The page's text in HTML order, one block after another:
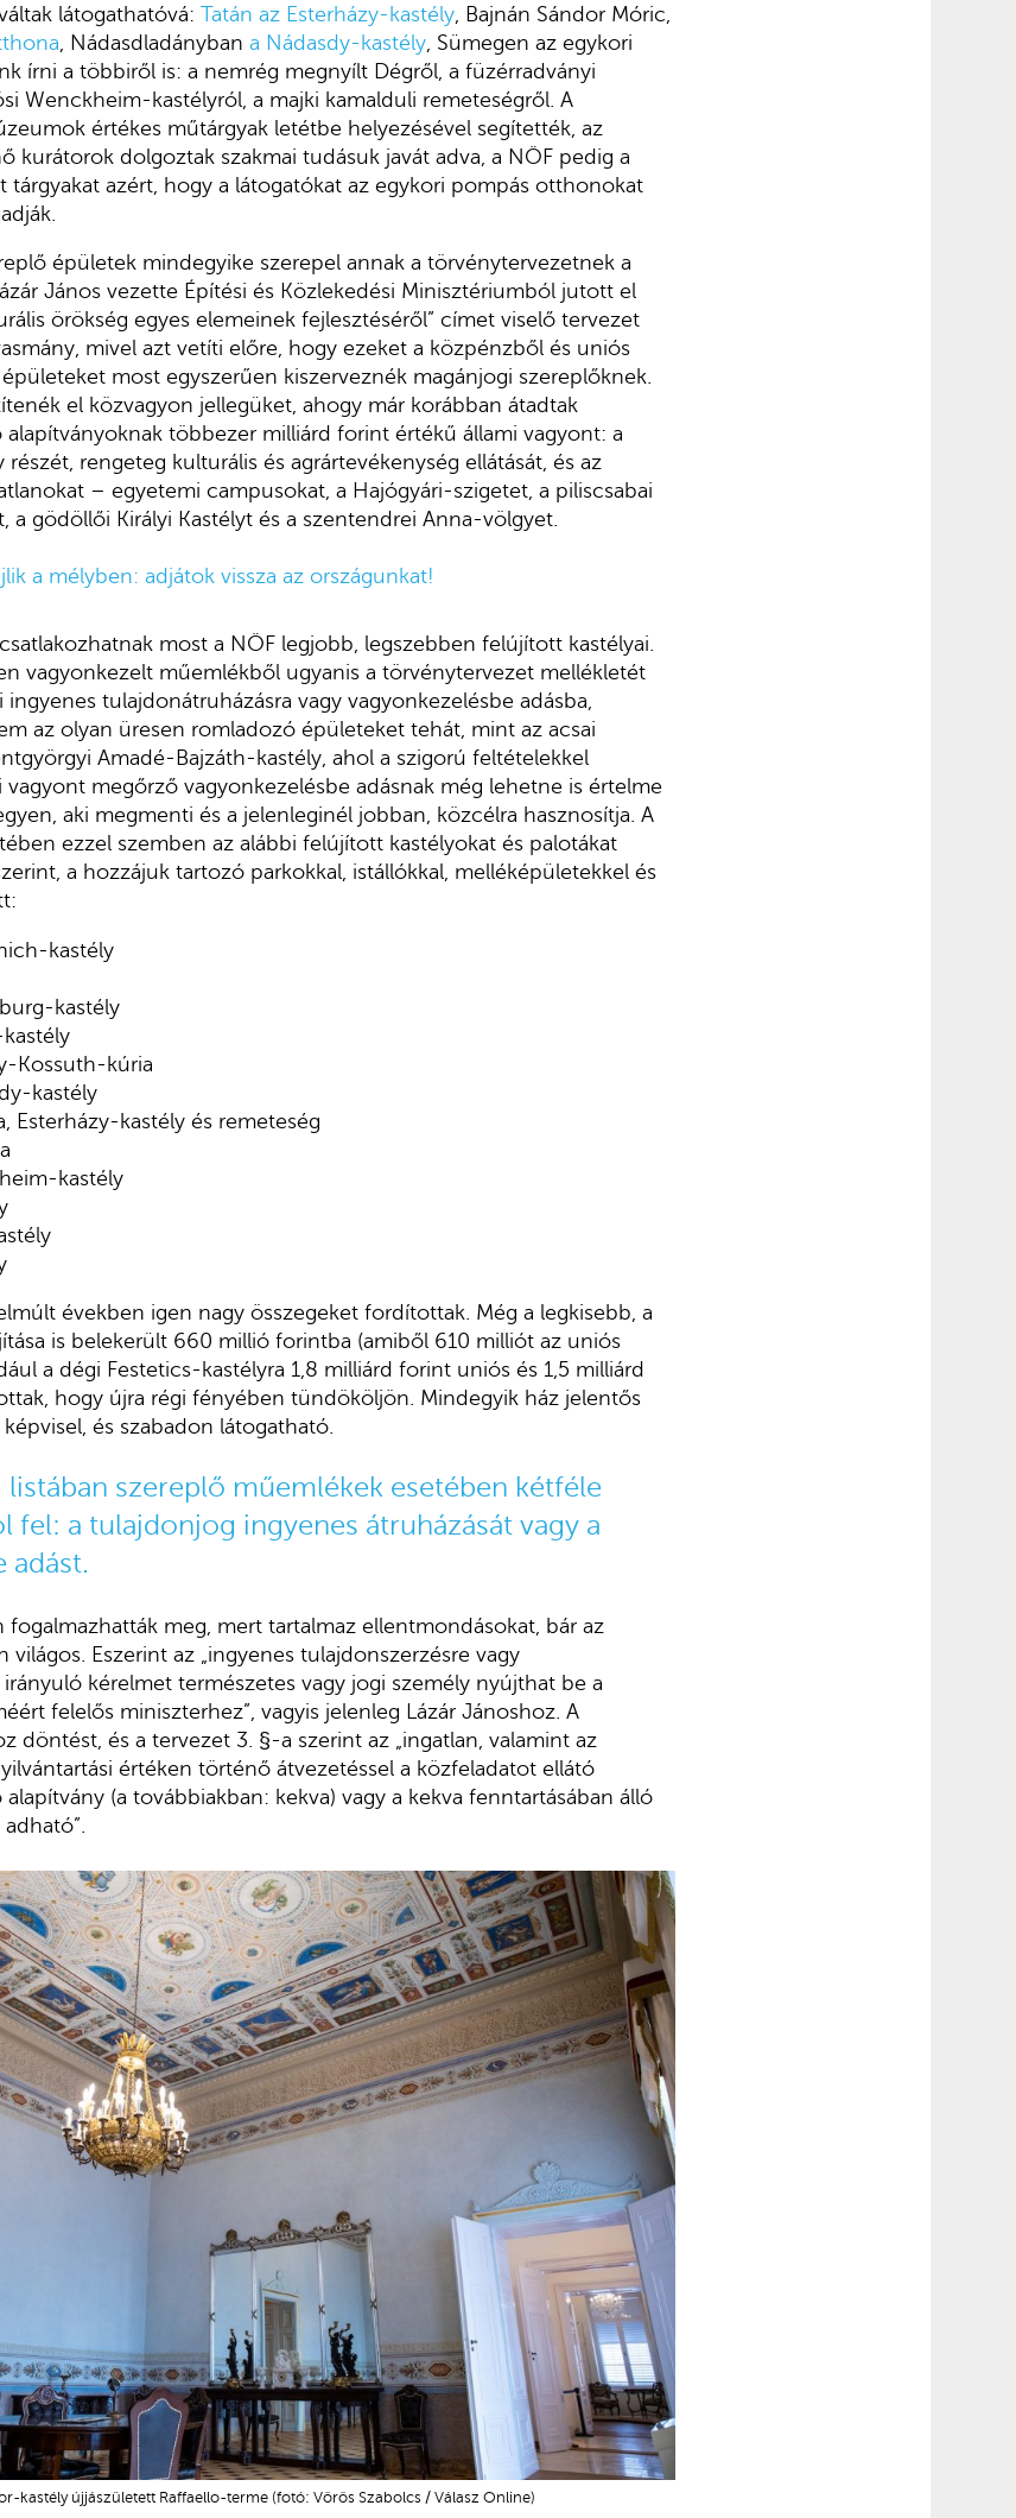
látogathatóvá: Tatán az Esterházy-kastély , Bajnán Sándor Móric,
, Nádasdladányban a Nádasdy-kastély , Sümegen az egykori
írni a többiről is: a nemrég megnyílt Dégről, a füzérradványi
Wenckheim-kastélyról, a majki kamalduli remeteségről. A
értékes műtárgyak letétbe helyezésével segítették, az
kurátorok dolgoztak szakmai tudásuk javát adva, a NÖF pedig a
tárgyakat azért, hogy a látogatókat az egykori pompás otthonokat
épületek mindegyike szerepel annak a törvénytervezetnek a
János vezette Építési és Közlekedési Minisztériumból jutott el
örökség egyes elemeinek fejlesztéséről” címet viselő tervezet
mivel azt vetíti előre, hogy ezeket a közpénzből és uniós
most egyszerűen kiszerveznék magánjogi szereplőknek.
el közvagyon jellegüket, ahogy már korábban átadtak
többezer milliárd forint értékű állami vagyont: a
részét, rengeteg kulturális és agrártevékenység ellátását, és az
– egyetemi campusokat, a Hajógyári-szigetet, a piliscsabai
gödöllői Királyi Kastélyt és a szentendrei Anna-völgyet.
a mélyben: adjátok vissza az országunkat!
most a NÖF legjobb, legszebben felújított kastélyai.
vagyonkezelt műemlékből ugyanis a törvénytervezet mellékletét
tulajdonátruházásra vagy vagyonkezelésbe adásba,
az olyan üresen romladozó épületeket tehát, mint az acsai
Amadé-Bajzáth-kastély, ahol a szigorú feltételekkel
vagyont megőrző vagyonkezelésbe adásnak még lehetne is értelme
aki megmenti és a jelenleginél jobban, közcélra hasznosítja. A
ezzel szemben az alábbi felújított kastélyokat és palotákat
a hozzájuk tartozó parkokkal, istállókkal, melléképületekkel és
kastély
kastély
Kossuth-kúria
kastély
Esterházy-kastély és remeteség
kastély
években igen nagy összegeket fordítottak. Még a legkisebb, a
is belekerült 660 millió forintba (amiből 610 milliót az uniós
a dégi Festetics-kastélyra 1,8 milliárd forint uniós és 1,5 milliárd
hogy újra régi fényében tündököljön. Mindegyik ház jelentős
és szabadon látogatható.
szereplő műemlékek esetében kétféle
fel: a tulajdonjog ingyenes átruházását vagy a
adást.
fogalmazhatták meg, mert tartalmaz ellentmondásokat, bár az
világos. Eszerint az „ingyenes tulajdonszerzésre vagy
kérelmet természetes vagy jogi személy nyújthat be a
felelős miniszterhez”, vagyis jelenleg Lázár Jánoshoz. A
döntést, és a tervezet 3. §-a szerint az „ingatlan, valamint az
értéken történő átvezetéssel a közfeladatot ellátó
(a továbbiakban: kekva) vagy a kekva fenntartásában álló
kastély újjászületett Raffaello-terme (fotó: Vörös Szabolcs / Válasz Online)